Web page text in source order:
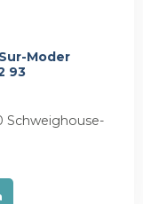
Moder
93
Schweighouse-